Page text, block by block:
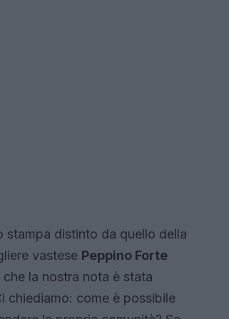
distinto da quello della
vastese Peppino Forte
la nostra nota è stata
chiediamo: come è possibile